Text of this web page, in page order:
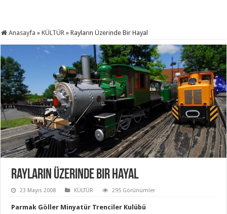
Anasayfa » KÜLTÜR » Rayların Üzerinde Bir Hayal
Rayların Üzerinde Bir Hayal
23 Mayıs 2008 KÜLTÜR 295 Görünümler
Parmak Göller Minyatür Trenciler Kulübü